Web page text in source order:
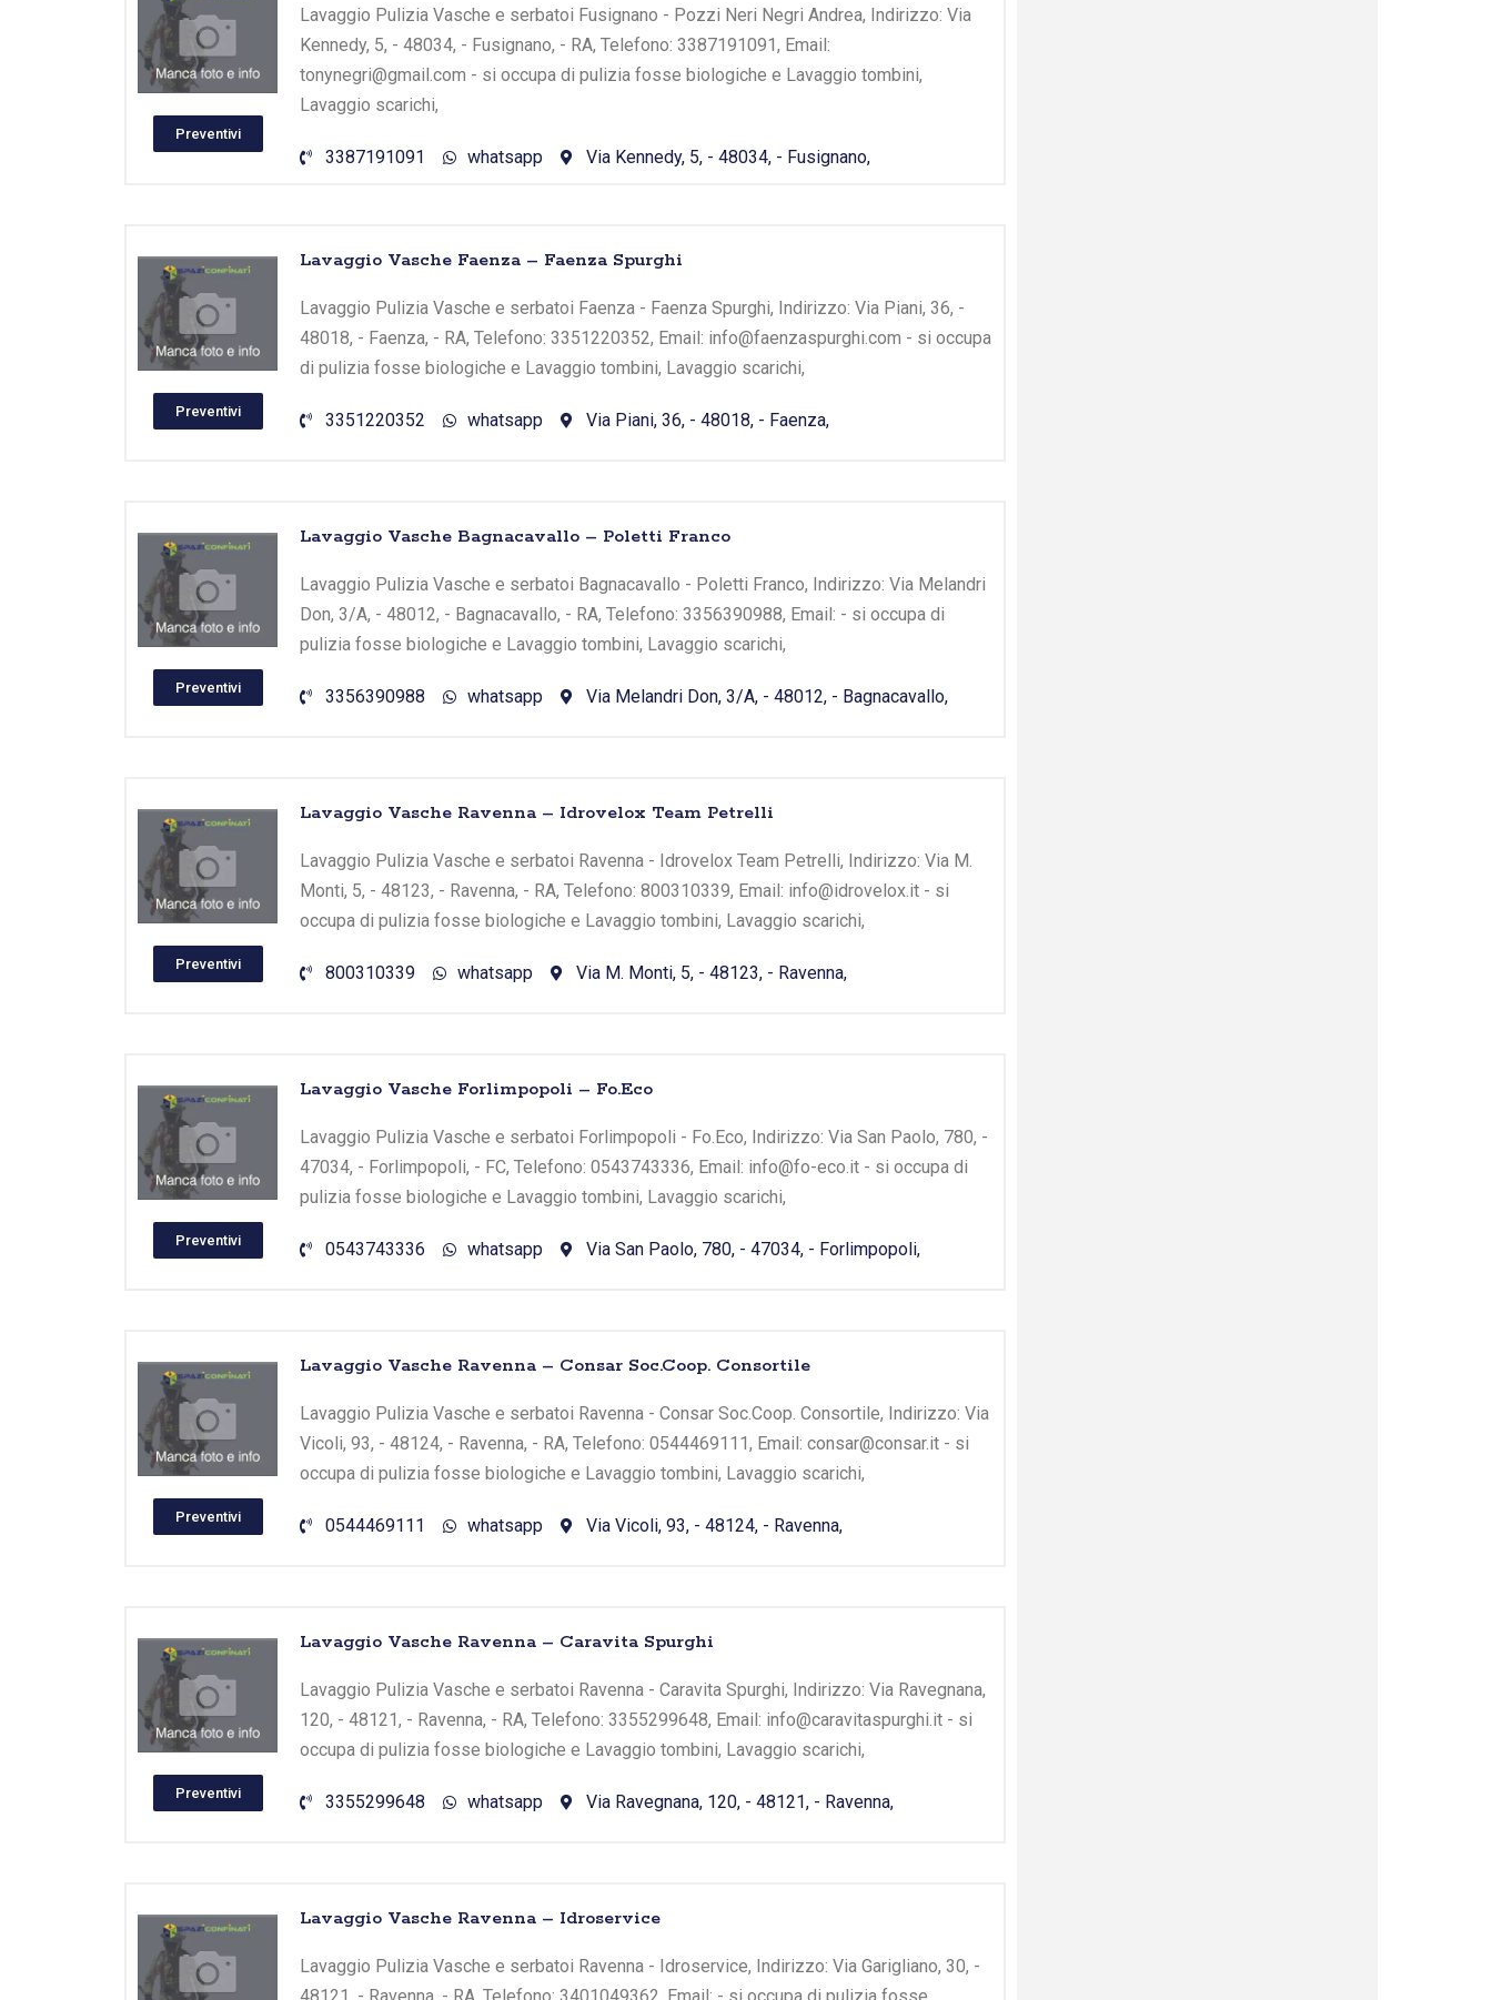
Preventivi
Lavaggio Pulizia Vasche e serbatoi Fusignano - Pozzi Neri Negri Andrea, Indirizzo: Via
Kennedy, 5, - 48034, - Fusignano, - RA, Telefono: 3387191091, Email:
tonynegri@gmail.com - si occupa di pulizia fosse biologiche e Lavaggio tombini,
Lavaggio scarichi,
3387191091 whatsapp Via Kennedy, 5, - 48034, - Fusignano,
Preventivi
Lavaggio Vasche Faenza – Faenza Spurghi
Lavaggio Pulizia Vasche e serbatoi Faenza - Faenza Spurghi, Indirizzo: Via Piani, 36, -
48018, - Faenza, - RA, Telefono: 3351220352, Email: info@faenzaspurghi.com - si occupa
di pulizia fosse biologiche e Lavaggio tombini, Lavaggio scarichi,
3351220352 whatsapp Via Piani, 36, - 48018, - Faenza,
Preventivi
Lavaggio Vasche Bagnacavallo – Poletti Franco
Lavaggio Pulizia Vasche e serbatoi Bagnacavallo - Poletti Franco, Indirizzo: Via Melandri
Don, 3/A, - 48012, - Bagnacavallo, - RA, Telefono: 3356390988, Email: - si occupa di
pulizia fosse biologiche e Lavaggio tombini, Lavaggio scarichi,
3356390988 whatsapp Via Melandri Don, 3/A, - 48012, - Bagnacavallo,
Preventivi
Lavaggio Vasche Ravenna – Idrovelox Team Petrelli
Lavaggio Pulizia Vasche e serbatoi Ravenna - Idrovelox Team Petrelli, Indirizzo: Via M.
Monti, 5, - 48123, - Ravenna, - RA, Telefono: 800310339, Email: info@idrovelox.it - si
occupa di pulizia fosse biologiche e Lavaggio tombini, Lavaggio scarichi,
800310339 whatsapp Via M. Monti, 5, - 48123, - Ravenna,
Preventivi
Lavaggio Vasche Forlimpopoli – Fo.Eco
Lavaggio Pulizia Vasche e serbatoi Forlimpopoli - Fo.Eco, Indirizzo: Via San Paolo, 780, -
47034, - Forlimpopoli, - FC, Telefono: 0543743336, Email: info@fo-eco.it - si occupa di
pulizia fosse biologiche e Lavaggio tombini, Lavaggio scarichi,
0543743336 whatsapp Via San Paolo, 780, - 47034, - Forlimpopoli,
Preventivi
Lavaggio Vasche Ravenna – Consar Soc.Coop. Consortile
Lavaggio Pulizia Vasche e serbatoi Ravenna - Consar Soc.Coop. Consortile, Indirizzo: Via
Vicoli, 93, - 48124, - Ravenna, - RA, Telefono: 0544469111, Email: consar@consar.it - si
occupa di pulizia fosse biologiche e Lavaggio tombini, Lavaggio scarichi,
0544469111 whatsapp Via Vicoli, 93, - 48124, - Ravenna,
Preventivi
Lavaggio Vasche Ravenna – Caravita Spurghi
Lavaggio Pulizia Vasche e serbatoi Ravenna - Caravita Spurghi, Indirizzo: Via Ravegnana,
120, - 48121, - Ravenna, - RA, Telefono: 3355299648, Email: info@caravitaspurghi.it - si
occupa di pulizia fosse biologiche e Lavaggio tombini, Lavaggio scarichi,
3355299648 whatsapp Via Ravegnana, 120, - 48121, - Ravenna,
Lavaggio Vasche Ravenna – Idroservice
Lavaggio Pulizia Vasche e serbatoi Ravenna - Idroservice, Indirizzo: Via Garigliano, 30, -